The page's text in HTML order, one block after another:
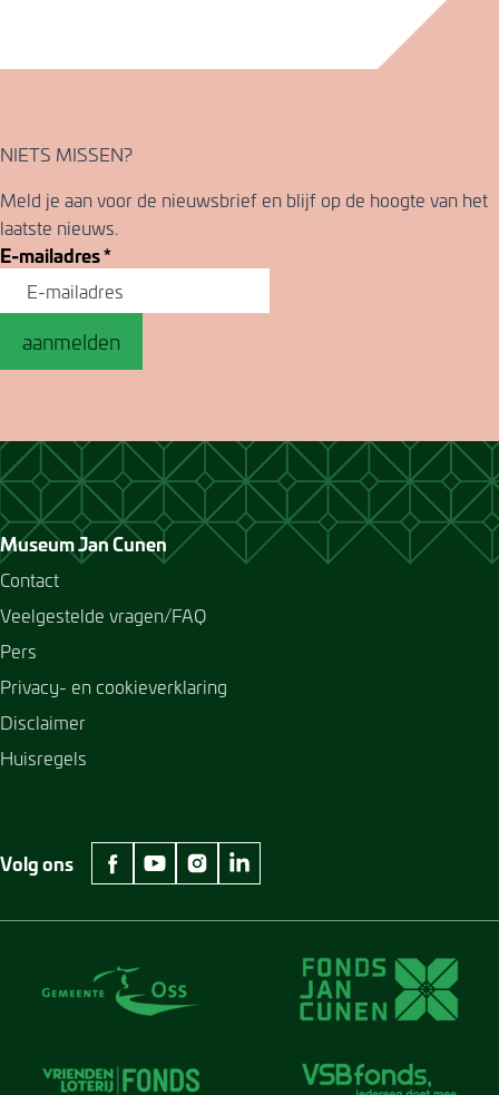
NIETS MISSEN?
Meld je aan voor de nieuwsbrief en blijf op de hoogte van het
laatste nieuws.
E-mailadres*
aanmelden
Museum Jan Cunen
Contact
Veelgestelde vragen/FAQ
Pers
Privacy- en cookieverklaring
Disclaimer
Huisregels
Volg ons
facebook Museum Jan Cunen
youtube Museum Jan Cunen
instagram Museum Jan Cunen
linkedin Museum Jan Cunen